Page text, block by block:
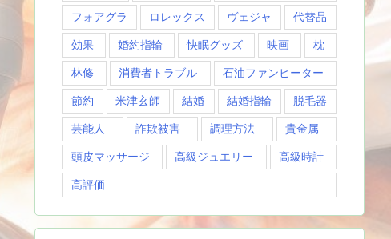
フォアグラ ロレックス ヴェジャ 代替品
効果 婚約指輪 快眠グッズ 映画 枕
林修 消費者トラブル 石油ファンヒーター
節約 米津玄師 結婚 結婚指輪 脱毛器
芸能人 詐欺被害 調理方法 貴金属
頭皮マッサージ 高級ジュエリー 高級時計
高評価